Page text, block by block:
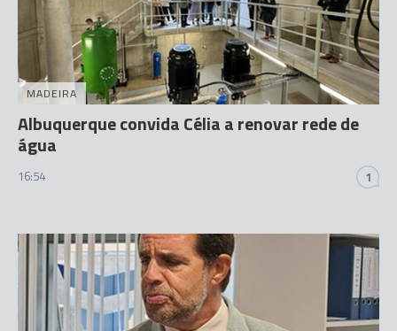
MADEIRA
Albuquerque convida Célia a renovar rede de
água
16:54 1